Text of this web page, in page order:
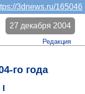
3dnews.ru/165046
го года
27 декабря 2004
Редакция
I